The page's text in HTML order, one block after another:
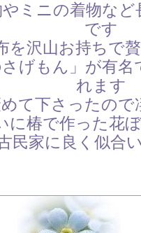
ミニの着物な
です
を沢山お持ちで
げもん」が有
れます
て下さったの
に椿で作った花
民家に良く似合